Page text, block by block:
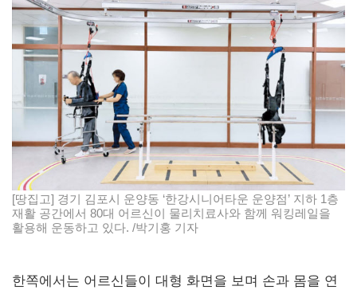
[땅집고] 경기 김포시 운양동 ‘한강시니어타운 운양점’ 지하 1층
재활 공간에서 80대 어르신이 물리치료사와 함께 워킹레일을
활용해 운동하고 있다. /박기홍 기자
한쪽에서는 어르신들이 대형 화면을 보며 손과 몸을 연